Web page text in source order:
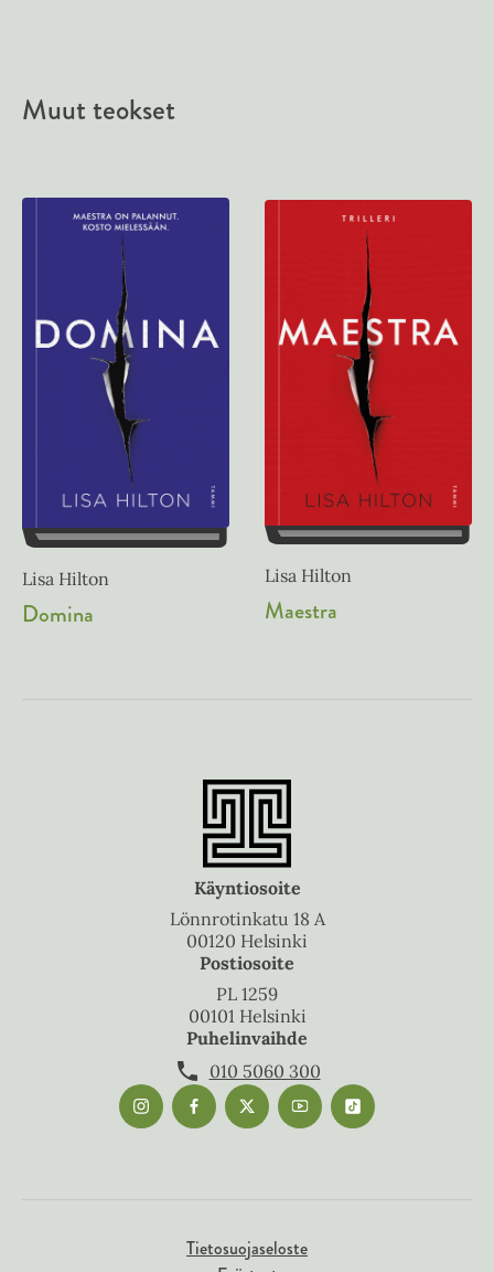
Muut teokset
Lisa Hilton
Domina
Lisa Hilton
Maestra
Käyntiosoite
Lönnrotinkatu 18 A
00120 Helsinki
Postiosoite
PL 1259
00101 Helsinki
Puhelinvaihde
010 5060 300
Tietosuojaseloste